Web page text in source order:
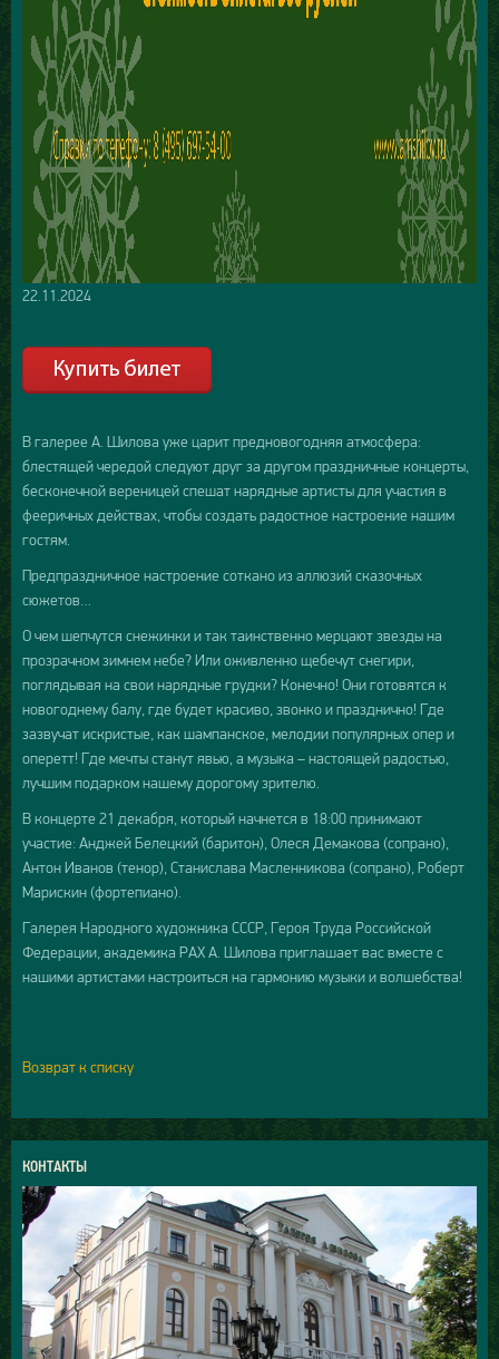
22.11.2024
В галерее А. Шилова уже царит предновогодняя атмосфера:
блестящей чередой следуют друг за другом праздничные концерты,
бесконечной вереницей спешат нарядные артисты для участия в
фееричных действах, чтобы создать радостное настроение нашим
гостям.
Предпраздничное настроение соткано из аллюзий сказочных
сюжетов…
О чем шепчутся снежинки и так таинственно мерцают звезды на
прозрачном зимнем небе? Или оживленно щебечут снегири,
поглядывая на свои нарядные грудки? Конечно! Они готовятся к
новогоднему балу, где будет красиво, звонко и празднично! Где
зазвучат искристые, как шампанское, мелодии популярных опер и
оперетт! Где мечты станут явью, а музыка – настоящей радостью,
лучшим подарком нашему дорогому зрителю.
В концерте 21 декабря, который начнется в 18:00 принимают
участие: Анджей Белецкий (баритон), Олеся Демакова (сопрано),
Антон Иванов (тенор), Станислава Масленникова (сопрано), Роберт
Марискин (фортепиано).
Галерея Народного художника СССР, Героя Труда Российской
Федерации, академика РАХ А. Шилова приглашает вас вместе с
нашими артистами настроиться на гармонию музыки и волшебства!
Возврат к списку
КОНТАКТЫ